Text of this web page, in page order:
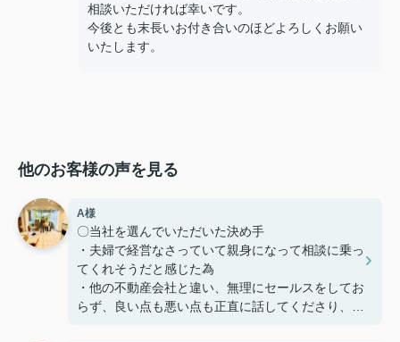
相談いただければ幸いです。
今後とも末長いお付き合いのほどよろしくお願い
いたします。
他のお客様の声を見る
A様
〇当社を選んでいただいた決め手
・夫婦で経営なさっていて親身になって相談に乗っ
てくれそうだと感じた為
・他の不動産会社と違い、無理にセールスをしてお
らず、良い点も悪い点も正直に話してくださり、好